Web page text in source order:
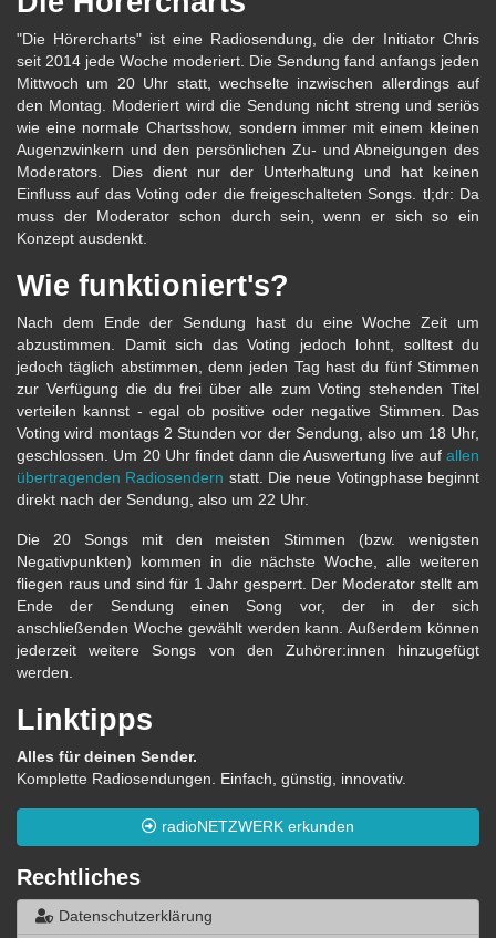
"Die Hörercharts" ist eine Radiosendung, die der Initiator Chris
seit 2014 jede Woche moderiert. Die Sendung fand anfangs jeden
Mittwoch um 20 Uhr statt, wechselte inzwischen allerdings auf
den Montag. Moderiert wird die Sendung nicht streng und seriös
wie eine normale Chartsshow, sondern immer mit einem kleinen
Augenzwinkern und den persönlichen Zu- und Abneigungen des
Moderators. Dies dient nur der Unterhaltung und hat keinen
Einfluss auf das Voting oder die freigeschalteten Songs. tl;dr: Da
muss der Moderator schon durch sein, wenn er sich so ein
Konzept ausdenkt.
Wie funktioniert's?
Nach dem Ende der Sendung hast du eine Woche Zeit um
abzustimmen. Damit sich das Voting jedoch lohnt, solltest du
jedoch täglich abstimmen, denn jeden Tag hast du fünf Stimmen
zur Verfügung die du frei über alle zum Voting stehenden Titel
verteilen kannst - egal ob positive oder negative Stimmen. Das
Voting wird montags 2 Stunden vor der Sendung, also um 18 Uhr,
geschlossen. Um 20 Uhr findet dann die Auswertung live auf allen
übertragenden Radiosendern statt. Die neue Votingphase beginnt
direkt nach der Sendung, also um 22 Uhr.
Die 20 Songs mit den meisten Stimmen (bzw. wenigsten
Negativpunkten) kommen in die nächste Woche, alle weiteren
fliegen raus und sind für 1 Jahr gesperrt. Der Moderator stellt am
Ende der Sendung einen Song vor, der in der sich
anschließenden Woche gewählt werden kann. Außerdem können
jederzeit weitere Songs von den Zuhörer:innen hinzugefügt
werden.
Linktipps
Alles für deinen Sender.
Komplette Radiosendungen. Einfach, günstig, innovativ.
radioNETZWERK erkunden
Rechtliches
Datenschutzerklärung